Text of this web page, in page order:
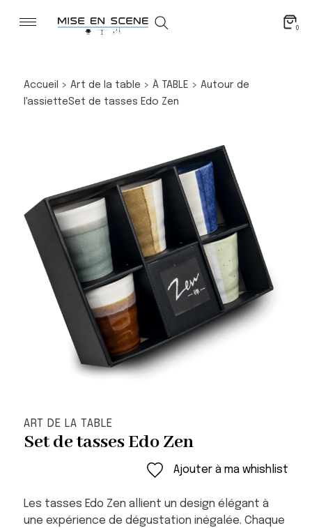
0
Accueil > Art de la table > À TABLE > Autour de
l'assietteSet de tasses Edo Zen
ART DE LA TABLE
Set de tasses Edo Zen
Ajouter à ma whishlist
Les tasses Edo Zen allient un design élégant à
une expérience de dégustation inégalée. Chaque